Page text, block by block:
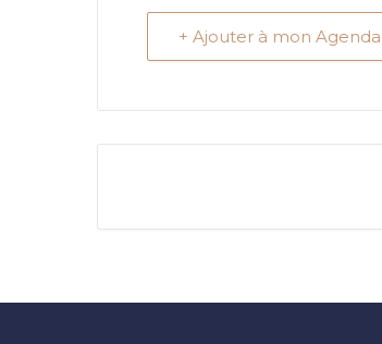
+ Ajouter à mon